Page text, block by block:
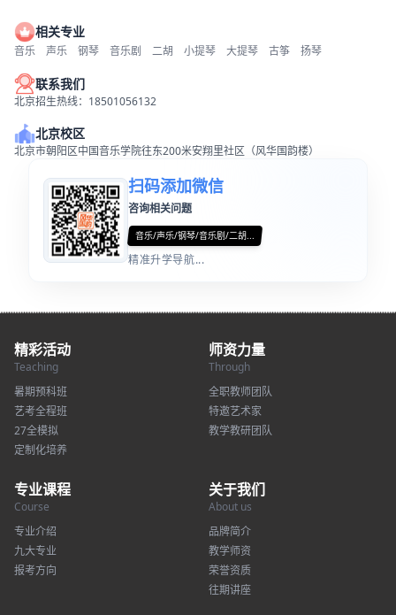
相关专业
音乐 声乐 钢琴 音乐剧 二胡 小提琴 大提琴 古筝 扬琴
联系我们
北京招生热线：18501056132
北京校区
北京市朝阳区中国音乐学院往东200米安翔里社区（风华国韵楼）
扫码添加微信
咨询相关问题
音乐/声乐/钢琴/音乐剧/二胡...
精准升学导航...
精彩活动
Teaching
暑期预科班
艺考全程班
27全模拟
定制化培养
师资力量
Through
全职教师团队
特邀艺术家
教学教研团队
专业课程
Course
专业介绍
九大专业
报考方向
关于我们
About us
品牌简介
教学师资
荣誉资质
往期讲座